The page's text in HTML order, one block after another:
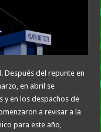
Después del repunte en
en abril se
y en los despachos de
a revisar a la
para este año,